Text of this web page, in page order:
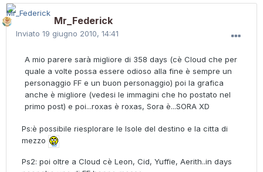
Mr_Federick
Inviato 19 giugno 2010, 14:41
A mio parere sarà migliore di 358 days (cè Cloud che per
quale a volte possa essere odioso alla fine è sempre un
personaggio FF e un buon personaggio) poi la grafica
anche è migliore (vedesi le immagini che ho postato nel
primo post) e poi...roxas è roxas, Sora è...SORA XD
Ps:è possibile riesplorare le Isole del destino e la citta di
mezzo
Ps2: poi oltre a Cloud cè Leon, Cid, Yuffie, Aerith..in days